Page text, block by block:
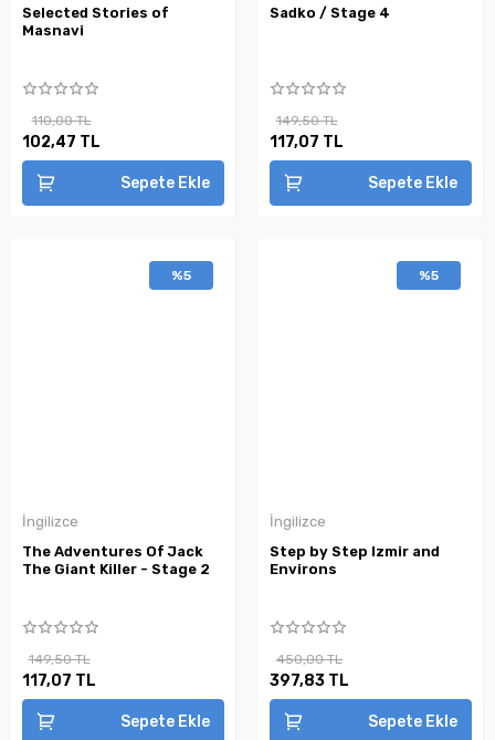
Selected Stories of
Masnavi
110,00 TL
102,47 TL
Sepete Ekle
Sadko / Stage 4
149,50 TL
117,07 TL
Sepete Ekle
%5
İngilizce
The Adventures Of Jack
The Giant Killer - Stage 2
149,50 TL
117,07 TL
Sepete Ekle
%5
İngilizce
Step by Step Izmir and
Environs
450,00 TL
397,83 TL
Sepete Ekle